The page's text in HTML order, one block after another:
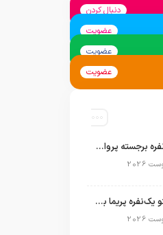
دنبال کردن
عضویت
عضویت
عضویت
قیمت پتو تک نفره برجسته پروانه | خرید عمده مستقیم با بهترین قیمت بازار
فروش عمده پتو یک‌نفره پریما با قیمت تولیدی و ارسال به سراسر کشور